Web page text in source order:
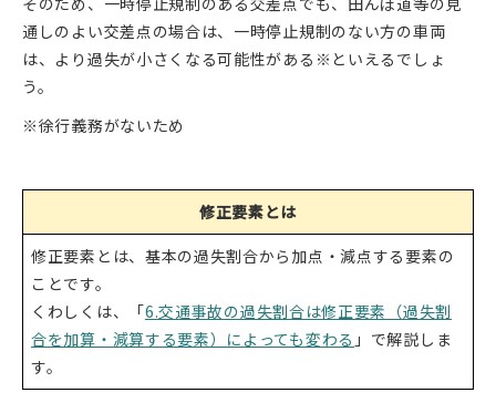
通しのよい交差点の場合は、一時停止規制のない方の車両
は、より過失が小さくなる可能性がある※といえるでしょ
う。
※徐行義務がないため
修正要素とは
修正要素とは、基本の過失割合から加点・減点する要素の
ことです。
くわしくは、「6.交通事故の過失割合は修正要素（過失割
合を加算・減算する要素）によっても変わる 」で解説しま
す。